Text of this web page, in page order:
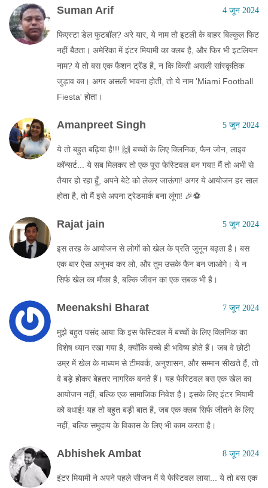
Suman Arif 4 जून 2024
फिएस्टा डेल फुटबॉल? अरे यार, ये नाम तो इटली के बाहर बिल्कुल फिट
नहीं बैठता। अमेरिका में इंटर मियामी का क्लब है, और फिर भी इटलियन
नाम? ये तो बस एक फैशन ट्रेंड है, न कि किसी असली सांस्कृतिक
जुड़ाव का। अगर असली भावना होती, तो ये नाम 'Miami Football
Fiesta' होता।
Amanpreet Singh 5 जून 2024
ये तो बहुत बढ़िया है!!! 🙌 बच्चों के लिए क्लिनिक, फैन जोन, लाइव
कॉन्सर्ट... ये सब मिलकर तो एक पूरा फेस्टिवल बन गया! मैं तो अभी से
तैयार हो रहा हूँ, अपने बेटे को लेकर जाऊंगा! अगर ये आयोजन हर साल
होता है, तो मैं इसे अपना ट्रेडमार्क बना लूंगा! 🎉⚽
Rajat jain 5 जून 2024
इस तरह के आयोजन से लोगों को खेल के प्रति जुनून बढ़ता है। बस
एक बार ऐसा अनुभव कर लो, और तुम उसके फैन बन जाओगे। ये न
सिर्फ खेल का मौका है, बल्कि जीवन का एक सबक भी है।
Meenakshi Bharat 7 जून 2024
मुझे बहुत पसंद आया कि इस फेस्टिवल में बच्चों के लिए क्लिनिक का
विशेष ध्यान रखा गया है, क्योंकि बच्चे ही भविष्य होते हैं। जब वे छोटी
उम्र में खेल के माध्यम से टीमवर्क, अनुशासन, और सम्मान सीखते हैं, तो
वे बड़े होकर बेहतर नागरिक बनते हैं। यह फेस्टिवल बस एक खेल का
आयोजन नहीं, बल्कि एक सामाजिक निवेश है। इसके लिए इंटर मियामी
को बधाई! यह तो बहुत बड़ी बात है, जब एक क्लब सिर्फ जीतने के लिए
नहीं, बल्कि समुदाय के विकास के लिए भी काम करता है।
Abhishek Ambat 8 जून 2024
इंटर मियामी ने अपने पहले सीजन में ये फेस्टिवल लाया... ये तो बस एक